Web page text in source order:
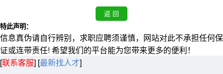
特此声明：
信息真伪请自行辨别，求职应聘须谨慎，网站对此不承担任何保
证或连带责任! 希望我们的平台能为您带来更多的便利！
[联系客服] [最新找人才]